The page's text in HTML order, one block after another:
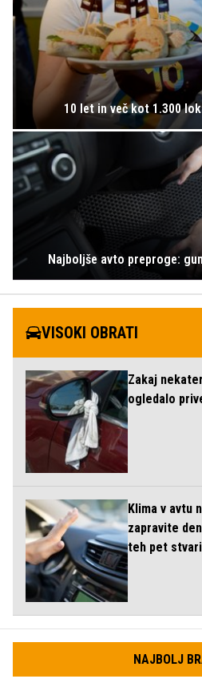
10 let in več kot 1.300
Najboljše avto preproge:
VISOKI OBRATI
Zakaj
ogledalo
Klima v avtu
zapravite
teh pet stvari
NAJBOLJ